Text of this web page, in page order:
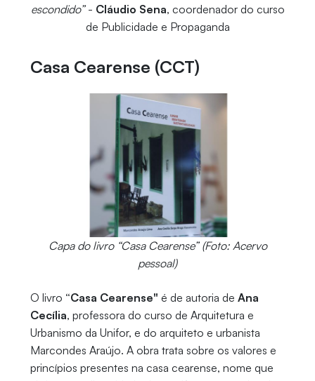
escondido”- Cláudio Sena, coordenador do curso
de Publicidade e Propaganda
Casa Cearense (CCT)
Capa do livro “Casa Cearense” (Foto: Acervo
pessoal)
O livro “Casa Cearense" é de autoria de Ana
Cecília, professora do curso de Arquitetura e
Urbanismo da Unifor, e do arquiteto e urbanista
Marcondes Araújo. A obra trata sobre os valores e
princípios presentes na casa cearense, nome que